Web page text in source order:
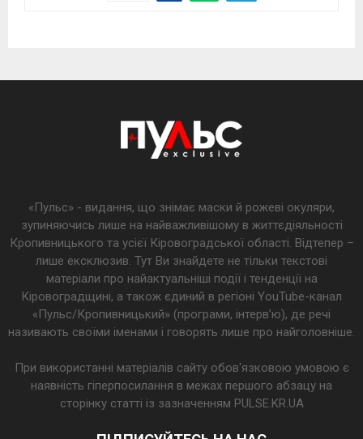
«Пульс» - видання, що знімає маски й рожеві окуляри,
зупиняючись лише на найважливішому в життєдіяльності
Кропивницького та усієї Кіровоградської області. Відтепер –
лише ексклюзив. Тут Ви знайдете не тільки текстові
матеріали про найактуальніші події і тенденції на
Кіровоградщині, а також єдиний в регіоні YouTube-канал
«Пульс/Кропивницький» (програми, інтерв’ю), де речі
називають своїми іменами і говорять лише про найголовніше.
При використанні матеріалів сайту обов'язковою умовою є
наявність гіперпосилання в межах першого абзацу на
сторінку статті із зазначенням PULSE.KR.UA